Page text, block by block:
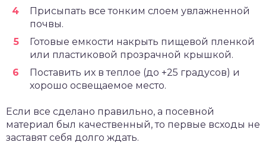
Присыпать все тонким слоем увлажненной
почвы.
Готовые емкости накрыть пищевой пленкой
или пластиковой прозрачной крышкой.
Поставить их в теплое (до +25 градусов) и
хорошо освещаемое место.
Если все сделано правильно, а посевной
материал был качественный, то первые всходы не
заставят себя долго ждать.